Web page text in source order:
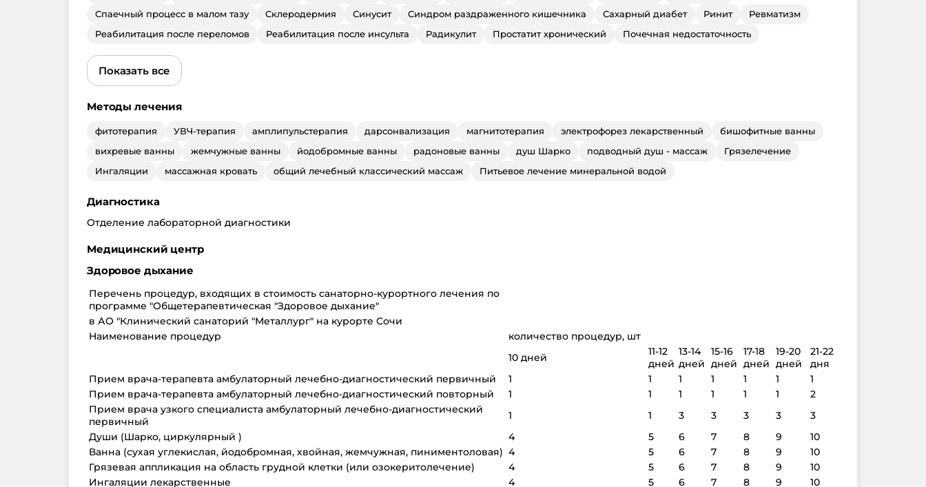
Спаечный процесс в малом тазу
Склеродермия Синусит Синдром раздраженного кишечника Сахарный диабет Ринит
Ревматизм
Реабилитация после переломов
Реабилитация после инсульта Радикулит Простатит хронический Почечная недостаточность
Показать все
Методы лечения
фитотерапия УВЧ-терапия амплипульстерапия дарсонвализация магнитотерапия электрофорез лекарственный
бишофитные ванны
вихревые ванны
жемчужные ванны йодобромные ванны радоновые ванны душ Шарко подводный душ - массаж
Грязелечение
Ингаляции
массажная кровать общий лечебный классический массаж Питьевое лечение минеральной водой
Диагностика
Отделение лабораторной диагностики
Медицинский центр
Здоровое дыхание
Перечень процедур, входящих в стоимость санаторно-курортного лечения по
программе "Общетерапевтическая "Здоровое дыхание"
в АО "Клинический санаторий "Металлург" на курорте Сочи
Наименование процедур
количество процедур, шт
10 дней
11-12
дней
13-14
дней
15-16
дней
17-18
дней
19-20
дней
21-22
дня
Прием врача-терапевта амбулаторный лечебно-диагностический первичный
1 1 1 1 1 1
1
Прием врача-терапевта амбулаторный лечебно-диагностический повторный
1 1 1 1 1 1
2
Прием врача узкого специалиста амбулаторный лечебно-диагностический
первичный
1 1 3 3 3 3
3
Души (Шарко, циркулярный )
4 5 6 7 8 9
10
Ванна (сухая углекислая, йодобромная, хвойная, жемчужная, пиниментоловая) 4 5 6 7 8 9
10
Грязевая аппликация на область грудной клетки (или озокеритолечение)
4 5 6 7 8 9
10
Ингаляции лекарственные
4 5 6 7 8 9 10